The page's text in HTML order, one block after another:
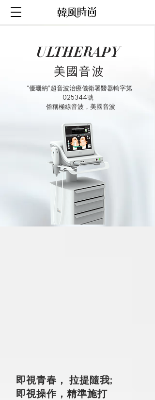
美國音波
“優珊納”超音波治療儀衛署醫器輸字第
025344號
俗稱極線音波，美國音波
ULTHERAPY
即視青春， 拉提隨我;
即視操作，精準施打